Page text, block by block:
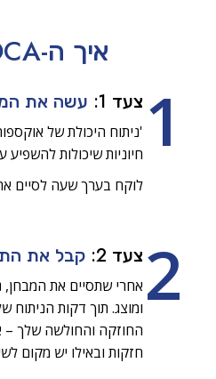
איך ה-OCA
1 צעד 1: עשה את
חיוניות שיכולות
לוקח בערך שעה לסיים
2 צעד 2: קבל את
אחרי שתסיים את המבחן,
ומוצג. תוך דקות
החוזקה והחולשה שלך –
חזקות ובאילו יש מקום